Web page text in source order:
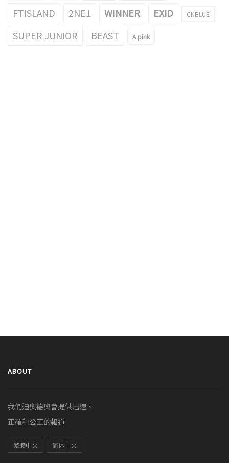
FTISLAND
2NE1 WINNER EXID CNBLUE
SUPER JUNIOR BEAST A pink
ABOUT
我們迪奧德奧會提供迅速、
正確和公正的報道
繁體中文 简体中文